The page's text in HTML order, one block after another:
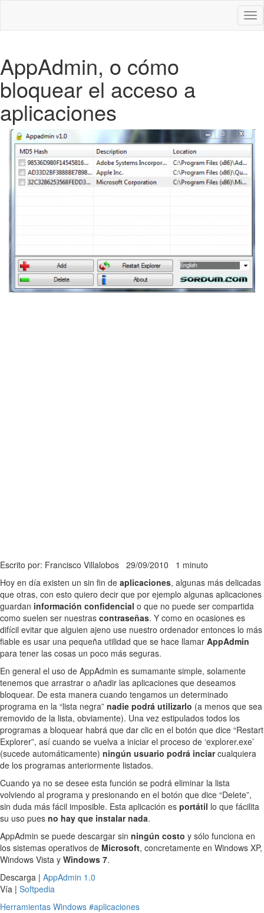
AppAdmin, o cómo
bloquear el acceso a
aplicaciones
Escrito por: Francisco Villalobos 29/09/2010 1 minuto
Hoy en día existen un sin fin de aplicaciones, algunas más delicadas
que otras, con esto quiero decir que por ejemplo algunas aplicaciones
guardan información confidencial o que no puede ser compartida
como suelen ser nuestras contraseñas. Y como en ocasiones es
difícil evitar que alguien ajeno use nuestro ordenador entonces lo más
fiable es usar una pequeña utilidad que se hace llamar AppAdmin
para tener las cosas un poco más seguras.
En general el uso de AppAdmin es sumamante simple, solamente
tenemos que arrastrar o añadir las aplicaciones que deseamos
bloquear. De esta manera cuando tengamos un determinado
programa en la “lista negra” nadie podrá utilizarlo (a menos que sea
removido de la lista, obviamente). Una vez estipulados todos los
programas a bloquear habrá que dar clic en el botón que dice “Restart
Explorer”, así cuando se vuelva a iniciar el proceso de ‘explorer.exe’
(sucede automáticamente) ningún usuario podrá inciarcualquiera
de los programas anteriormente listados.
Cuando ya no se desee esta función se podrá eliminar la lista
volviendo al programa y presionando en el botón que dice “Delete”,
sin duda más fácil imposible. Esta aplicación es portátil lo que fácilita
su uso pues no hay que instalar nada.
AppAdmin se puede descargar sin ningún costo y sólo funciona en
los sistemas operativos de Microsoft, concretamente en Windows XP,
Windows Vista y Windows 7.
Descarga | AppAdmin 1.0
Vía | Softpedia
Herramientas Windows #aplicaciones